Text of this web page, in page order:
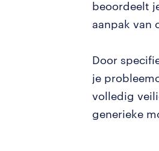
beoordeelt
aanpak van
Door
je
volledig
generieke